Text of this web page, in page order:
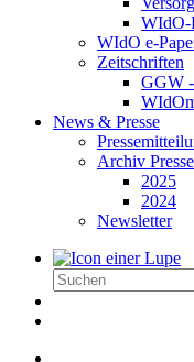
WIdO-
WIdO e-
Zeitschriften
GGW -
News & Presse
Archiv
2025
2024
Newsletter